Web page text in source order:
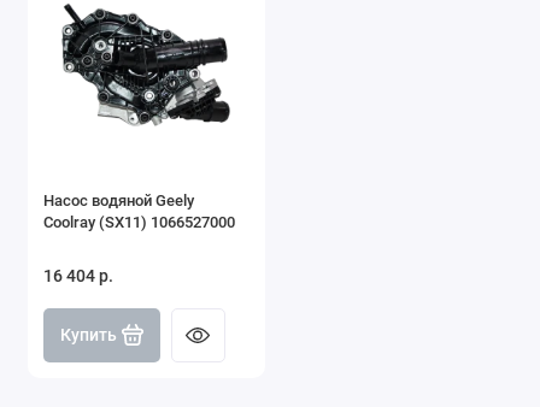
Насос водяной Geely
Coolray (SX11) 1066527000
16 404 р.
Купить